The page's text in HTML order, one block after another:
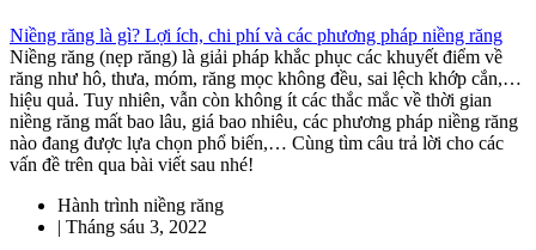
Niềng răng là gì? Lợi ích, chi phí và các phương pháp niềng răng
Niềng răng (nẹp răng) là giải pháp khắc phục các khuyết điểm về
răng như hô, thưa, móm, răng mọc không đều, sai lệch khớp cắn,…
hiệu quả. Tuy nhiên, vẫn còn không ít các thắc mắc về thời gian
niềng răng mất bao lâu, giá bao nhiêu, các phương pháp niềng răng
nào đang được lựa chọn phổ biến,… Cùng tìm câu trả lời cho các
vấn đề trên qua bài viết sau nhé!
Hành trình niềng răng
| Tháng sáu 3, 2022